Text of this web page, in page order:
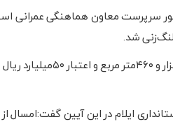
سرپرست معاون هماهنگی عمرانی
شد.